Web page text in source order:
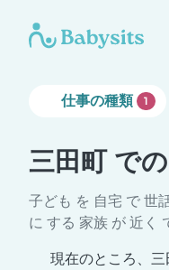
仕事の種類 1
三田町 で
子ども を 自宅 で 世
に する 家族 が 近く
現在のところ、